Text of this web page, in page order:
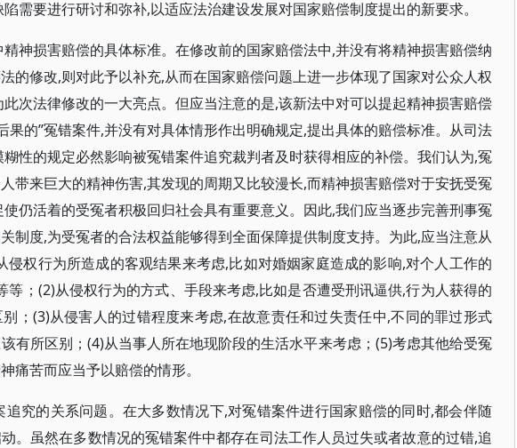
需要进行研讨和弥补,以适应法治建设发展对国家赔偿制度提出的新要求。
神损害赔偿的具体标准。在修改前的国家赔偿法中,并没有将精神损害赔偿纳
的修改,则对此予以补充,从而在国家赔偿问题上进一步体现了国家对公众人权
次法律修改的一大亮点。但应当注意的是,该新法中对可以提起精神损害赔偿
果的”冤错案件,并没有对具体情形作出明确规定,提出具体的赔偿标准。从司法
性的规定必然影响被冤错案件追究裁判者及时获得相应的补偿。我们认为,冤
带来巨大的精神伤害,其发现的周期又比较漫长,而精神损害赔偿对于安抚受冤
仍活着的受冤者积极回归社会具有重要意义。因此,我们应当逐步完善刑事冤
制度,为受冤者的合法权益能够得到全面保障提供制度支持。为此,应当注意从
侵权行为所造成的客观结果来考虑,比如对婚姻家庭造成的影响,对个人工作的
等；(2)从侵权行为的方式、手段来考虑,比如是否遭受刑讯逼供,行为人获得的
；(3)从侵害人的过错程度来考虑,在故意责任和过失责任中,不同的罪过形式
有所区别；(4)从当事人所在地现阶段的生活水平来考虑；(5)考虑其他给受冤
痛苦而应当予以赔偿的情形。
追究的关系问题。在大多数情况下,对冤错案件进行国家赔偿的同时,都会伴随
。虽然在多数情况的冤错案件中都存在司法工作人员过失或者故意的过错,追